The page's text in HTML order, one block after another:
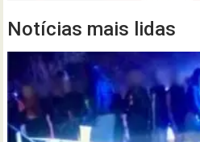
Notícias mais lidas